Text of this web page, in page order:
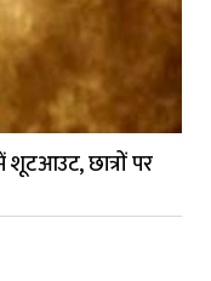
छात्रों पर